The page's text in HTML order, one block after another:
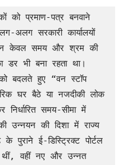
अलग सरकारी कार्यालयों
न केवल समय और श्रम की
डर भी बना रहता था।
बदलते हुए “वन स्टॉप
घर बैठे या नजदीकी लोक
समय-सीमा में
उन्नयन की दिशा में राज्य
पुराने ई-डिस्ट्रिक्ट पोर्टल
वहीं नए और उन्नत